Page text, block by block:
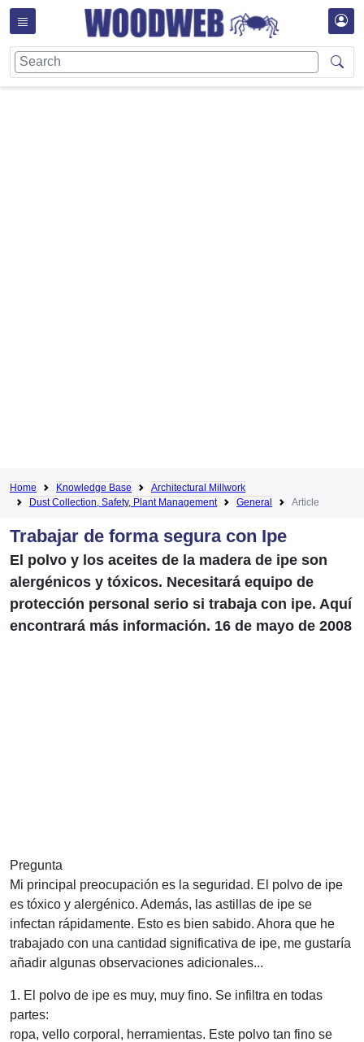
Home Knowledge Base
Architectural Millwork
Dust Collection, Safety, Plant Management
General Article
Trabajar de forma segura con Ipe
El polvo y los aceites de la madera de ipe son
alergénicos y tóxicos. Necesitará equipo de
protección personal serio si trabaja con ipe. Aquí
encontrará más información. 16 de mayo de 2008
Pregunta
Mi principal preocupación es la seguridad. El polvo de ipe
es tóxico y alergénico. Además, las astillas de ipe se
infectan rápidamente. Esto es bien sabido. Ahora que he
trabajado con una cantidad significativa de ipe, me gustaría
añadir algunas observaciones adicionales...
1. El polvo de ipe es muy, muy fino. Se infiltra en todas
partes:
ropa, vello corporal, herramientas. Este polvo tan fino se